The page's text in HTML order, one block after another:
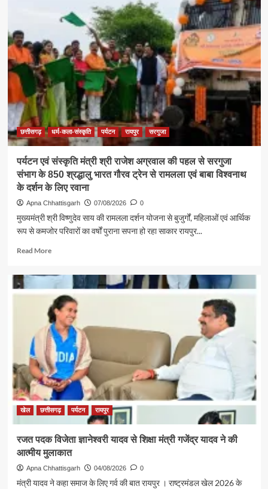
एकजुटता
सामाजिक
विकास
की
बड़ी
शक्ति
राजेश
अग्रवाल
छत्तीसगढ़ धर्म-कला-संस्कृति पर्यटन रायपुर सरगुजा
पर्यटन एवं संस्कृति मंत्री श्री राजेश अग्रवाल की पहल से सरगुजा
संभाग के 850 श्रद्धालु भारत गौरव ट्रेन से रामलला एवं बाबा विश्वनाथ
के दर्शन के लिए रवाना
Apna Chhattisgarh 07/08/2026 0
मुख्यमंत्री श्री विष्णुदेव साय की रामलला दर्शन योजना से बुजुर्गों, महिलाओं एवं आर्थिक
रूप से कमजोर परिवारों का वर्षों पुराना सपना हो रहा साकार रायपुर...
Read MoreRead
पर्यटन
एवं
संस्कृति
मंत्री
श्री
राजेश
अग्रवाल
की
पहल
से
सरगुजा
संभाग
श्रद्धालु
भारत
गौरव
खेल छत्तीसगढ़ पर्यटन रायपुर
रजत पदक विजेता ज्ञानेश्वरी यादव से शिक्षा मंत्री गजेंद्र यादव ने की
आत्मीय मुलाकात
Apna Chhattisgarh 04/08/2026 0
मंत्री यादव ने कहा समाज के लिए गर्व की बात रायपुर । राष्ट्रमंडल खेल 2026 के